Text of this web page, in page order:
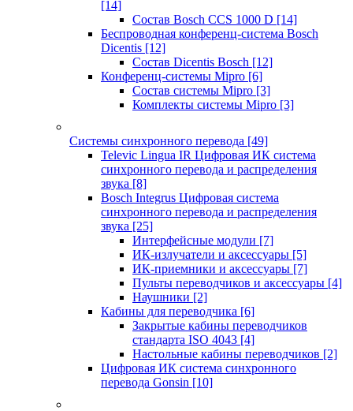
[14]
Состав Bosch CCS 1000 D [14]
Беспроводная конференц-система Bosch
Dicentis [12]
Состав Dicentis Bosch [12]
Конференц-системы Mipro [6]
Состав системы Mipro [3]
Комплекты системы Mipro [3]
Системы синхронного перевода [49]
Televic Lingua IR Цифровая ИК система
синхронного перевода и распределения
звука [8]
Bosch Integrus Цифровая система
синхронного перевода и распределения
звука [25]
Интерфейсные модули [7]
ИК-излучатели и аксессуары [5]
ИК-приемники и аксессуары [7]
Пульты переводчиков и аксессуары [4]
Наушники [2]
Кабины для переводчика [6]
Закрытые кабины переводчиков
стандарта ISO 4043 [4]
Настольные кабины переводчиков [2]
Цифровая ИК система синхронного
перевода Gonsin [10]